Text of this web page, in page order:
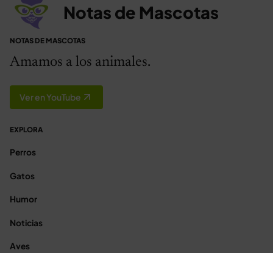
Notas de Mascotas
NOTAS DE MASCOTAS
Amamos a los animales.
Ver en YouTube
EXPLORA
Perros
Gatos
Humor
Noticias
Aves